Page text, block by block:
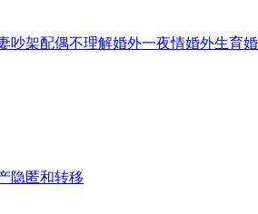
吵架配偶不理解婚外一夜情婚外生育
隐匿和转移